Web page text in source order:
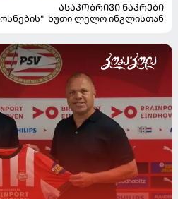
ᲐᲡᲐᲙᲝᲑᲠᲘᲕᲘ ᲜᲐᲙᲠᲔᲑᲘ
ხუთი ლელო ინგლისთან